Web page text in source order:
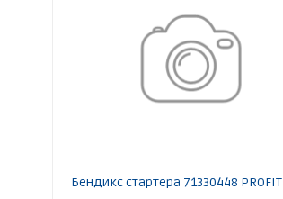
Бендикс стартера 71330448 PROFIT